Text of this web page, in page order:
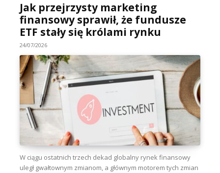
Jak przejrzysty marketing
finansowy sprawił, że fundusze
ETF stały się królami rynku
24/07/2026
W ciągu ostatnich trzech dekad globalny rynek finansowy
uległ gwałtownym zmianom, a głównym motorem tych zmian